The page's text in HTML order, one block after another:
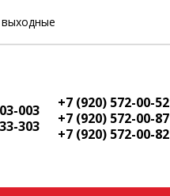
003
303
+7 (920) 572-00-52
+7 (920) 572-00-87
+7 (920) 572-00-82